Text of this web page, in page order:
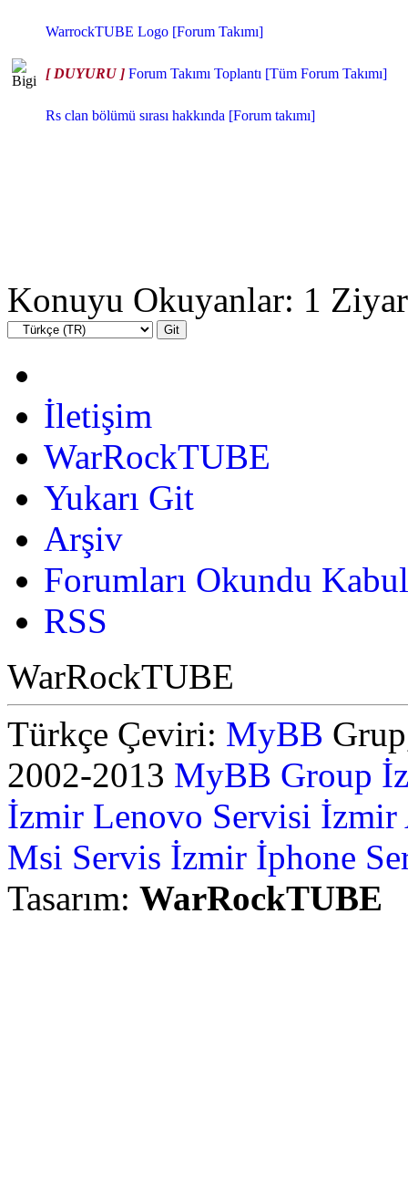
WarrockTUBE Logo [Forum Takımı]
[ DUYURU ] Forum Takımı Toplantı [Tüm Forum Takımı]
Rs clan bölümü sırası hakkında [Forum takımı]
Konuyu Okuyanlar: 1
İletişim
WarRockTUBE
Yukarı Git
Arşiv
Forumları Okundu
RSS
WarRockTUBE
Türkçe Çeviri: MyBB
2002-2013 MyBB Group
İzmir Lenovo Servisi İzmir
Msi Servis İzmir İphone
Tasarım: WarRockTUBE